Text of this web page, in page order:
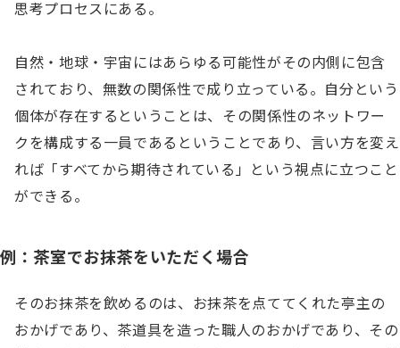
思考プロセスにある。
自然・地球・宇宙にはあらゆる可能性がその内側に包含
されており、無数の関係性で成り立っている。自分という
個体が存在するということは、その関係性のネットワー
クを構成する一員であるということであり、言い方を変え
れば「すべてから期待されている」という視点に立つこと
ができる。
例：茶室でお抹茶をいただく場合
そのお抹茶を飲めるのは、お抹茶を点ててくれた亭主の
おかげであり、茶道具を造った職人のおかげであり、その